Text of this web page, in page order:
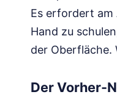
Es erfordert am
Hand zu
der Oberfläche.
Der Vorher-